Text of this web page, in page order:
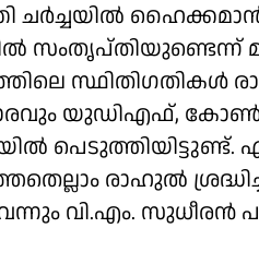
ചർച്ചയിൽ
സംതൃപ്തിയുണ്ടെന്ന്
സ്ഥിതിഗതികൾ
യുഡിഎഫ്,
പെടുത്തിയിട്ടുണ്ട്.
രാഹുൽ
വി.എം. സുധീരൻ